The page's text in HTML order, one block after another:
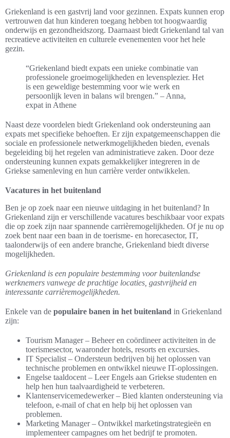
Griekenland is een gastvrij land voor gezinnen. Expats kunnen erop
vertrouwen dat hun kinderen toegang hebben tot hoogwaardig
onderwijs en gezondheidszorg. Daarnaast biedt Griekenland tal van
recreatieve activiteiten en culturele evenementen voor het hele
gezin.
“Griekenland biedt expats een unieke combinatie van
professionele groeimogelijkheden en levensplezier. Het
is een geweldige bestemming voor wie werk en
persoonlijk leven in balans wil brengen.” – Anna,
expat in Athene
Naast deze voordelen biedt Griekenland ook ondersteuning aan
expats met specifieke behoeften. Er zijn expatgemeenschappen die
sociale en professionele netwerkmogelijkheden bieden, evenals
begeleiding bij het regelen van administratieve zaken. Door deze
ondersteuning kunnen expats gemakkelijker integreren in de
Griekse samenleving en hun carrière verder ontwikkelen.
Vacatures in het buitenland
Ben je op zoek naar een nieuwe uitdaging in het buitenland? In
Griekenland zijn er verschillende vacatures beschikbaar voor expats
die op zoek zijn naar spannende carrièremogelijkheden. Of je nu op
zoek bent naar een baan in de toerisme- en horecasector, IT,
taalonderwijs of een andere branche, Griekenland biedt diverse
mogelijkheden.
Griekenland is een populaire bestemming voor buitenlandse
werknemers vanwege de prachtige locaties, gastvrijheid en
interessante carrièremogelijkheden.
Enkele van de populaire banen in het buitenland in Griekenland
zijn:
Tourism Manager – Beheer en coördineer activiteiten in de
toerismesector, waaronder hotels, resorts en excursies.
IT Specialist – Ondersteun bedrijven bij het oplossen van
technische problemen en ontwikkel nieuwe IT-oplossingen.
Engelse taaldocent – Leer Engels aan Griekse studenten en
help hen hun taalvaardigheid te verbeteren.
Klantenservicemedewerker – Bied klanten ondersteuning via
telefoon, e-mail of chat en help bij het oplossen van
problemen.
Marketing Manager – Ontwikkel marketingstrategieën en
implementeer campagnes om het bedrijf te promoten.